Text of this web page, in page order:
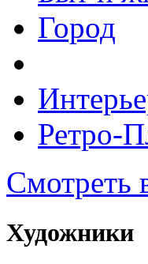
Город
Ретро-
Смотреть
Художники